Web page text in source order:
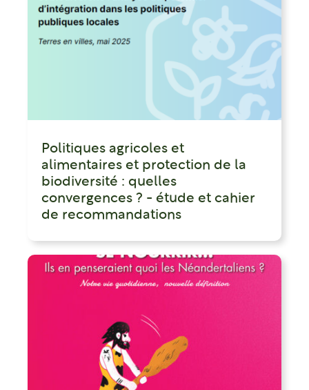
Politiques agricoles et
alimentaires et protection de la
biodiversité : quelles
convergences ? - étude et cahier
de recommandations